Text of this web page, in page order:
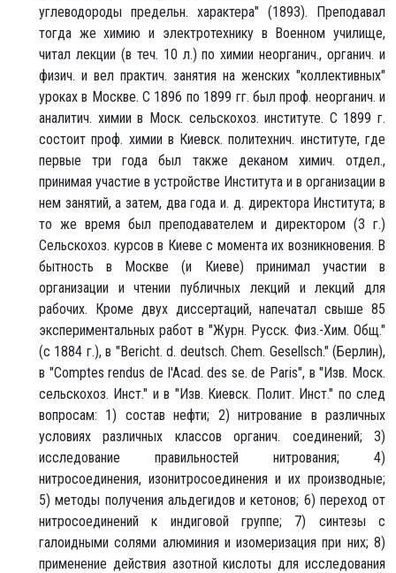
углеводороды предельн. характера" (1893). Преподавал
тогда же химию и электротехнику в Военном училище,
читал лекции (в теч. 10 л.) по химии неорганич., органич. и
физич. и вел практич. занятия на женских "коллективных"
уроках в Москве. С 1896 по 1899 гг. был проф. неорганич. и
аналитич. химии в Моск. сельскохоз. институте. С 1899 г.
состоит проф. химии в Киевск. политехнич. институте, где
первые три года был также деканом химич. отдел.,
принимая участие в устройстве Института и в организации в
нем занятий, а затем, два года и. д. директора Института; в
то же время был преподавателем и директором (3 г.)
Сельскохоз. курсов в Киеве с момента их возникновения. В
бытность в Москве (и Киеве) принимал участии в
организации и чтении публичных лекций и лекций для
рабочих. Кроме двух диссертаций, напечатал свыше 85
экспериментальных работ в "Журн. Русск. Физ.-Хим. Общ."
(с 1884 г.), в "Bericht. d. deutsch. Chem. Gesellsch." (Берлин),
в "Comptes rendus de l'Acad. des se. de Paris", в "Изв. Моск.
сельскохоз. Инст." и в "Изв. Киевск. Полит. Инст." по след
вопросам: 1) состав нефти; 2) нитрование в различных
условиях различных классов органич. соединений; 3)
исследование правильностей нитрования; 4)
нитросоединения, изонитросоединения и их производные;
5) методы получения альдегидов и кетонов; 6) переход от
нитросоединений к индиговой группе; 7) синтезы с
галоидными солями алюминия и изомеризация при них; 8)
применение действия азотной кислоты для исследования